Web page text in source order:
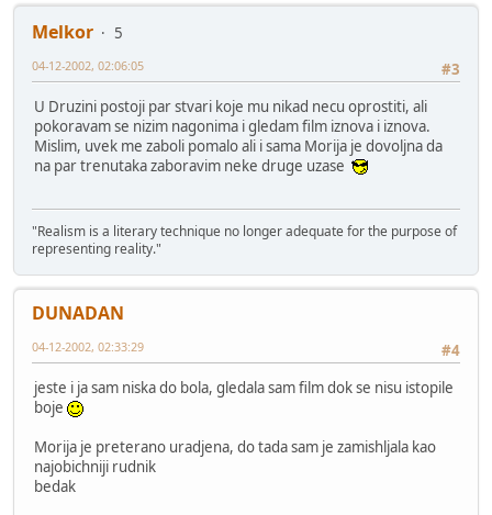
Melkor
5
#3
04-12-2002, 02:06:05
U Druzini postoji par stvari koje mu nikad necu oprostiti, ali
pokoravam se nizim nagonima i gledam film iznova i iznova.
Mislim, uvek me zaboli pomalo ali i sama Morija je dovoljna da
na par trenutaka zaboravim neke druge uzase
"Realism is a literary technique no longer adequate for the purpose of
representing reality."
DUNADAN
#4
04-12-2002, 02:33:29
jeste i ja sam niska do bola, gledala sam film dok se nisu istopile
boje
Morija je preterano uradjena, do tada sam je zamishljala kao
najobichniji rudnik
bedak